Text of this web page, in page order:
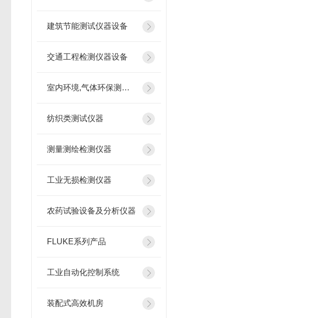
建筑节能测试仪器设备
交通工程检测仪器设备
室内环境,气体环保测试仪器
纺织类测试仪器
测量测绘检测仪器
工业无损检测仪器
农药试验设备及分析仪器
FLUKE系列产品
工业自动化控制系统
装配式高效机房